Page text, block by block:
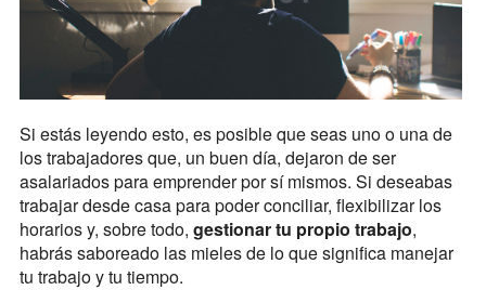
Si estás leyendo esto, es posible que seas uno o una de
los trabajadores que, un buen día, dejaron de ser
asalariados para emprender por sí mismos. Si deseabas
trabajar desde casa para poder conciliar, flexibilizar los
horarios y, sobre todo, gestionar tu propio trabajo,
habrás saboreado las mieles de lo que significa manejar
tu trabajo y tu tiempo.